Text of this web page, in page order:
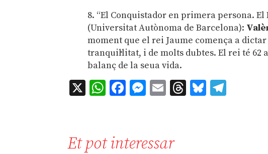
8. “El Conquistador en primera persona.
(Universitat Autònoma de Barcelona):
moment que el rei Jaume comença a
tranquil·litat, i de molts dubtes. El rei té
balanç de la seua vida.
X WhatsApp
Facebook
Messenger
EmailThreads
Bluesky
Et pot interessar